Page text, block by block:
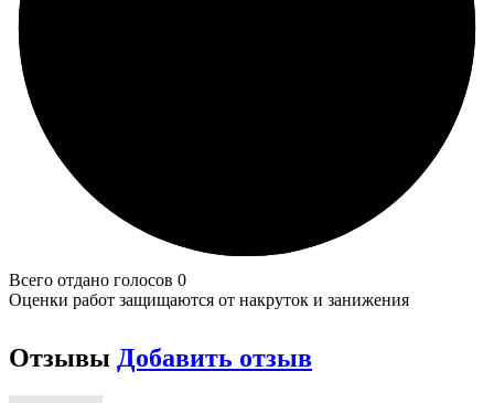
Всего отдано голосов 0
Оценки работ защищаются от накруток и занижения
Отзывы Добавить отзыв